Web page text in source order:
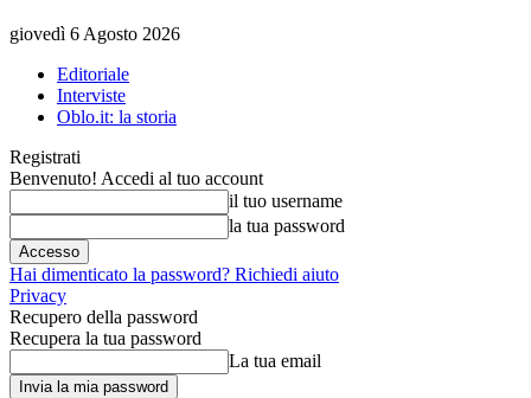
giovedì 6 Agosto 2026
Editoriale
Interviste
Oblo.it: la storia
Registrati
Benvenuto! Accedi al tuo account
il tuo username
la tua password
Hai dimenticato la password? Richiedi aiuto
Privacy
Recupero della password
Recupera la tua password
La tua email